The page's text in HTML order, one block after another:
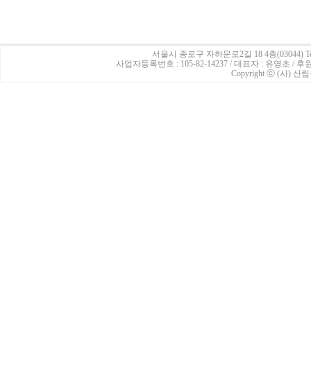
서울시 종로구 자하문로2길 18 4층(03044)
사업자등록번호 : 105-82-14237 / 대표자 : 유영초 /
Copyright ⓒ (사) 산림